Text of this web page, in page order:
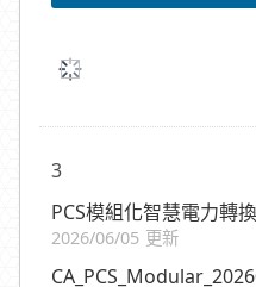
3
PCS模組化智慧電力轉
2026/06/05 更新